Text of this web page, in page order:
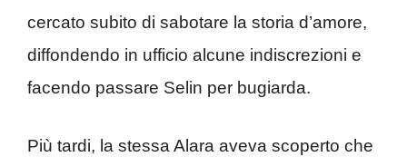
cercato subito di sabotare la storia d’amore,
diffondendo in ufficio alcune indiscrezioni e
facendo passare Selin per bugiarda.
Più tardi, la stessa Alara aveva scoperto che